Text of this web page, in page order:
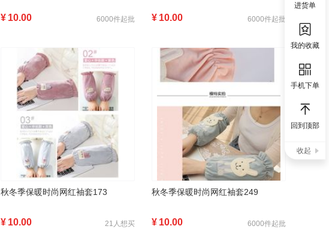
进货单
我的收藏
手机下单
回到顶部
收起
¥ 10.00 6000件起批 ¥ 10.00 6000件起批
秋冬季保暖时尚网红袖套173
¥ 10.00 21人想买
秋冬季保暖时尚网红袖套249
¥ 10.00 6000件起批